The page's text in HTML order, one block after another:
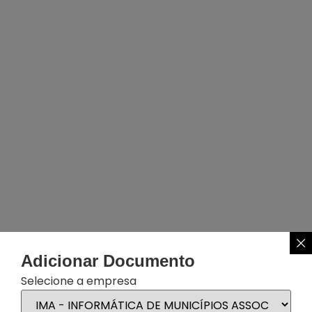
Adicionar Documento
Selecione a empresa